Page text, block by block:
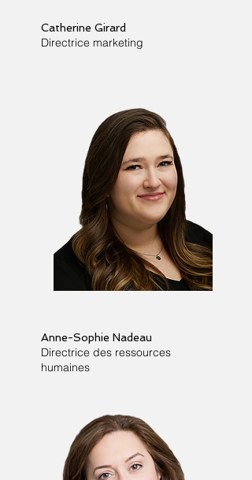
Catherine Girard
Directrice marketing
Anne-Sophie Nadeau
Directrice des ressources
humaines